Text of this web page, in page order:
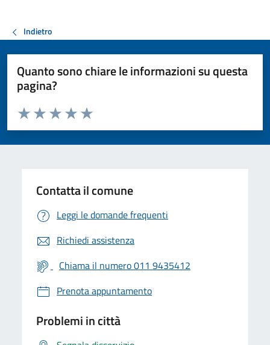
Indietro
Quanto sono chiare le informazioni su questa
pagina?
Valuta da 1 a 5 stelle la pagina
Valuta 5 stelle su 5
Valuta 4 stelle su 5
Valuta 3 stelle su 5
Valuta 2 stelle su 5
Valuta 1 stelle su 5
Contatta il comune
Leggi le domande frequenti
Richiedi assistenza
Chiama il numero 011 9435412
Prenota appuntamento
Problemi in città